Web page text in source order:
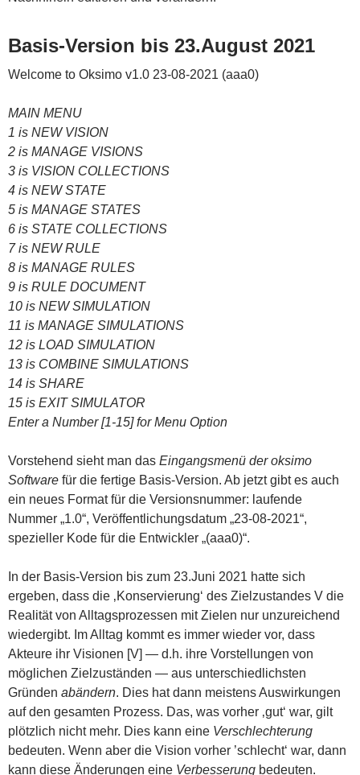
Basis-Version bis 23.August 2021
Welcome to Oksimo v1.0 23-08-2021 (aaa0)
MAIN MENU
1 is NEW VISION
2 is MANAGE VISIONS
3 is VISION COLLECTIONS
4 is NEW STATE
5 is MANAGE STATES
6 is STATE COLLECTIONS
7 is NEW RULE
8 is MANAGE RULES
9 is RULE DOCUMENT
10 is NEW SIMULATION
11 is MANAGE SIMULATIONS
12 is LOAD SIMULATION
13 is COMBINE SIMULATIONS
14 is SHARE
15 is EXIT SIMULATOR
Enter a Number [1-15] for Menu Option
Vorstehend sieht man das Eingangsmenü der oksimo
Software für die fertige Basis-Version. Ab jetzt gibt es auch
ein neues Format für die Versionsnummer: laufende
Nummer „1.0“, Veröffentlichungsdatum „23-08-2021“,
spezieller Kode für die Entwickler „(aaa0)“.
In der Basis-Version bis zum 23.Juni 2021 hatte sich
ergeben, dass die ‚Konservierung‘ des Zielzustandes V die
Realität von Alltagsprozessen mit Zielen nur unzureichend
wiedergibt. Im Alltag kommt es immer wieder vor, dass
Akteure ihr Visionen [V] — d.h. ihre Vorstellungen von
möglichen Zielzuständen — aus unterschiedlichsten
Gründen abändern. Dies hat dann meistens Auswirkungen
auf den gesamten Prozess. Das, was vorher ‚gut‘ war, gilt
plötzlich nicht mehr. Dies kann eine Verschlechterung
bedeuten. Wenn aber die Vision vorher ’schlecht‘ war, dann
kann diese Änderungen eine Verbesserung bedeuten.